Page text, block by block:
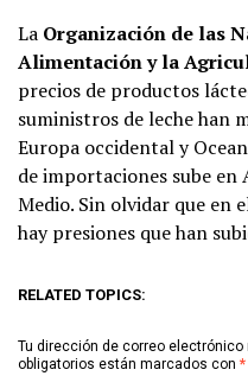
La Organización de las
Alimentación y la
precios de productos
suministros de leche han
Europa occidental y
de importaciones sube
Medio. Sin olvidar que en
hay presiones que han
RELATED TOPICS:
Tu dirección de correo electrónico
obligatorios están marcados con *